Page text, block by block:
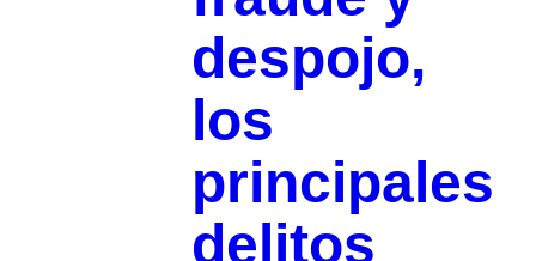
despojo,
los
principales
delitos